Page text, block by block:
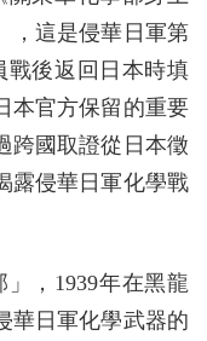
，這是侵華日軍第
戰後返回日本時填
本官方保留的重要
跨國取證從日本徵
露侵華日軍化學戰
，1939年在黑龍
華日軍化學武器的